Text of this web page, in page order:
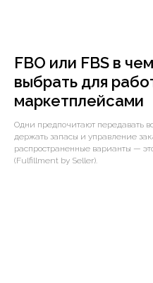
FBO или FBS в
выбрать для
маркетплейсами
Одни предпочитают передавать
держать запасы и управление
распространенные варианты —
(Fulfillment by Seller).